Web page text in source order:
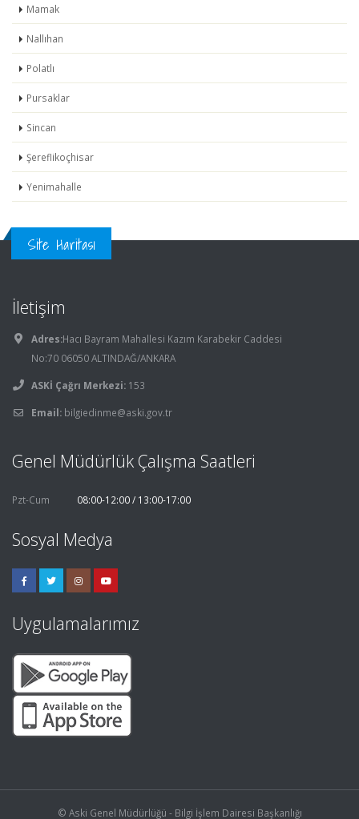
Mamak
Nallıhan
Polatlı
Pursaklar
Sincan
Şereflikoçhisar
Yenimahalle
Site Haritası
İletişim
Adres:Hacı Bayram Mahallesi Kazım Karabekir Caddesi
No:70 06050 ALTINDAĞ/ANKARA
ASKİ Çağrı Merkezi: 153
Email: bilgiedinme@aski.gov.tr
Genel Müdürlük Çalışma Saatleri
Pzt-Cum 08:00-12:00 / 13:00-17:00
Sosyal Medya
Uygulamalarımız
© Aski Genel Müdürlüğü - Bilgi İşlem Dairesi Başkanlığı